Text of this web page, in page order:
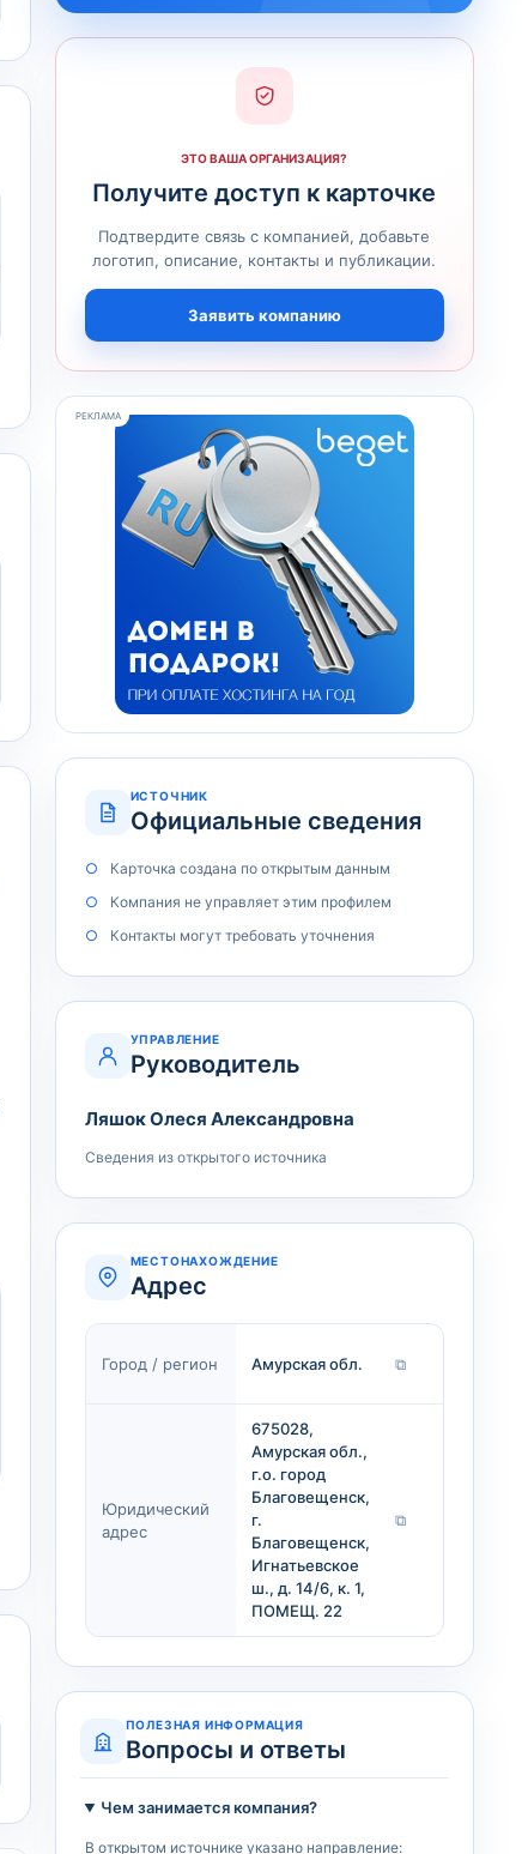
ЭТО ВАША ОРГАНИЗАЦИЯ?
Получите доступ к карточке
Подтвердите связь с компанией, добавьте
логотип, описание, контакты и публикации.
Заявить компанию
РЕКЛАМА
ИСТОЧНИК
Официальные сведения
Карточка создана по открытым данным
Компания не управляет этим профилем
Контакты могут требовать уточнения
УПРАВЛЕНИЕ
Руководитель
Ляшок Олеся Александровна
Сведения из открытого источника
МЕСТОНАХОЖДЕНИЕ
Адрес
Город / регион Амурская обл. ⧉
Юридический
адрес
675028,
Амурская обл.,
г.о. город
Благовещенск,
г.
Благовещенск,
Игнатьевское
ш., д. 14/6, к. 1,
ПОМЕЩ. 22
⧉
ПОЛЕЗНАЯ ИНФОРМАЦИЯ
Вопросы и ответы
Чем занимается компания?
В открытом источнике указано направление: